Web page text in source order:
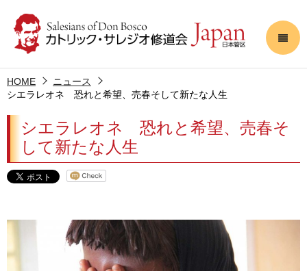
HOME
ニュース
シエラレオネ 恐れと希望、売春そして新たな人生
シエラレオネ 恐れと希望、売春そ
して新たな人生